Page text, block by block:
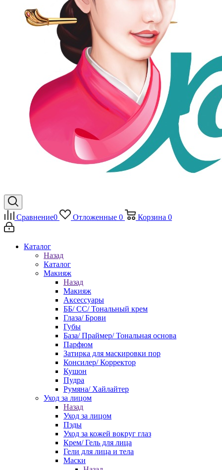
Сравнение0 Отложенные 0 Корзина 0
Каталог
Назад
Каталог
Макияж
Назад
Макияж
Аксессуары
ББ/ СС/ Тональный крем
Глаза/ Брови
Губы
База/ Праймер/ Тональная основа
Парфюм
Затирка для маскировки пор
Консилер/ Корректор
Кушон
Пудра
Румяна/ Хайлайтер
Уход за лицом
Назад
Уход за лицом
Пэды
Уход за кожей вокруг глаз
Крем/ Гель для лица
Гели для лица и тела
Маски